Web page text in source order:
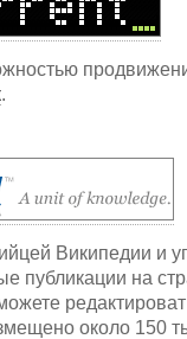
.
Википедии и
публикации на
около 150